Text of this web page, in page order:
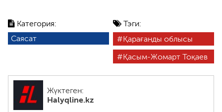
Категория:
Саясат
Тэги:
Қарағанды облысы
Қасым-Жомарт Тоқаев
Жүктеген:
Halyqline.kz